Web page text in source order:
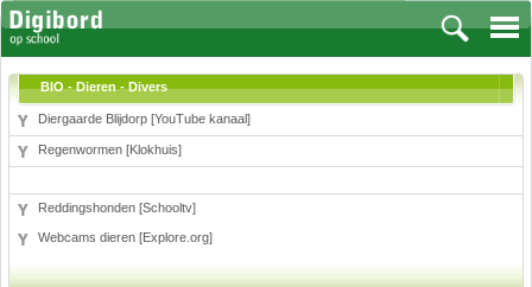
Aardrijkskunde
Biologie
BIO - Dieren - Divers
Diergaarde Blijdorp [YouTube kanaal]
Regenwormen [Klokhuis]
Reddingshonden [Schooltv]
Webcams dieren [Explore.org]